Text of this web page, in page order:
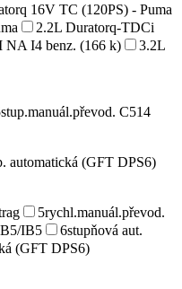
16V TC (120PS) - Puma
2.2L Duratorq-TDCi
NA I4 benz. (166 k)
3.2L
C514
automatická (GFT DPS6)
5rychl.manuál.převod.
IB5
6stupňová aut.
(GFT DPS6)